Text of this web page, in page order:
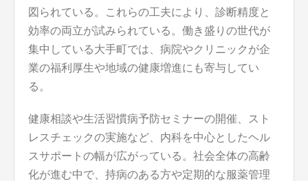
図られている。これらの工夫により、診断精度と
効率の両立が試みられている。働き盛りの世代が
集中している大手町では、病院やクリニックが企
業の福利厚生や地域の健康増進にも寄与してい
る。
健康相談や生活習慣病予防セミナーの開催、スト
レスチェックの実施など、内科を中心としたヘル
スサポートの幅が広がっている。社会全体の高齢
化が進む中で、持病のある方や定期的な服薬管理